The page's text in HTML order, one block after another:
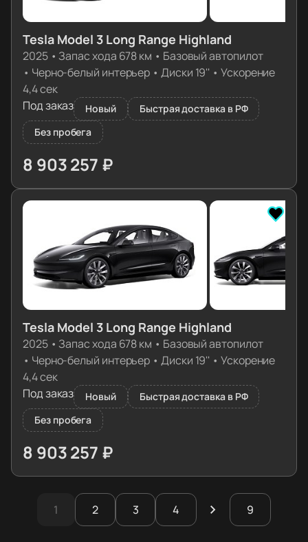
Tesla Model 3 Long Range Highland
2025• Запас хода 678 км • Базовый автопилот
• Черно-белый интерьер •Диски 19'' • Ускорение
4,4 сек
Под заказ
Новый
Быстрая доставка в РФ
Без пробега
8 903 257 ₽
≈ 88 566€
Tesla Model 3 Long Range Highland
2025• Запас хода 678 км • Базовый автопилот
• Черно-белый интерьер •Диски 19'' • Ускорение
4,4 сек
Под заказ
Новый
Быстрая доставка в РФ
Без пробега
8 903 257 ₽
≈ 88 566€
1 2 3 4 9